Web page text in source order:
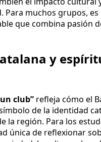
y
club”refleja cómo el
de la identidad
la región. Para los
la cultura y la
significa vivir esa
de Gaudí y en